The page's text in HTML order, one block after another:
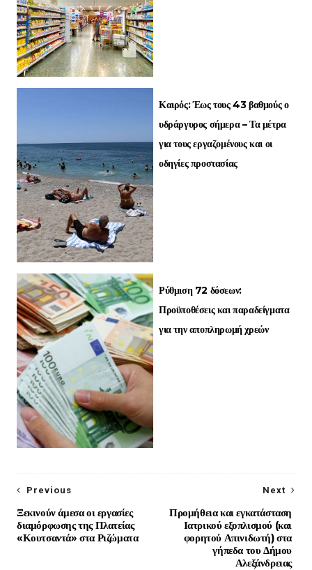
Καιρός: Έως τους 43 βαθμούς ο
υδράργυρος σήμερα – Τα μέτρα
για τους εργαζομένους και οι
οδηγίες προστασίας
Ρύθμιση 72 δόσεων:
Προϋποθέσεις και παραδείγματα
για την αποπληρωμή χρεών
Next
Προμήθεια και εγκατάσταση
Ιατρικού εξοπλισμού (και
φορητού Απινιδωτή) στα
γήπεδα του Δήμου
Αλεξάνδρειας
Previous
Ξεκινούν άμεσα οι εργασίες
διαμόρφωσης της Πλατείας
«Κουτσαντά» στα Ριζώματα